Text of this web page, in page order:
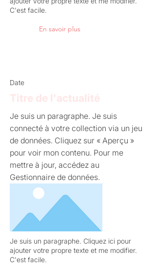
C'est facile.
En savoir plus
Date
Titre de l'actualité
Je suis un paragraphe. Je suis
connecté à votre collection via un jeu
de données. Cliquez sur « Aperçu »
pour voir mon contenu. Pour me
mettre à jour, accédez au
Gestionnaire de données.
Je suis un paragraphe. Cliquez ici pour
ajouter votre propre texte et me modifier.
C'est facile.